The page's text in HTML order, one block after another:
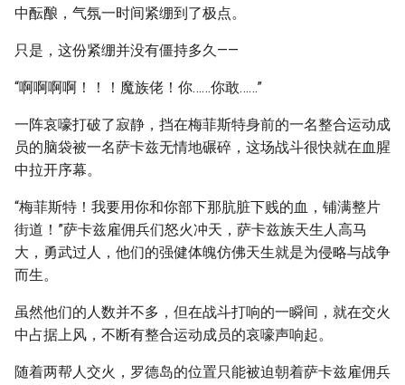
中酝酿，气氛一时间紧绷到了极点。
只是，这份紧绷并没有僵持多久——
“啊啊啊啊！！！魔族佬！你……你敢……”
一阵哀嚎打破了寂静，挡在梅菲斯特身前的一名整合运动成
员的脑袋被一名萨卡兹无情地碾碎，这场战斗很快就在血腥
中拉开序幕。
“梅菲斯特！我要用你和你部下那肮脏下贱的血，铺满整片
街道！”萨卡兹雇佣兵们怒火冲天，萨卡兹族天生人高马
大，勇武过人，他们的强健体魄仿佛天生就是为侵略与战争
而生。
虽然他们的人数并不多，但在战斗打响的一瞬间，就在交火
中占据上风，不断有整合运动成员的哀嚎声响起。
随着两帮人交火，罗德岛的位置只能被迫朝着萨卡兹雇佣兵